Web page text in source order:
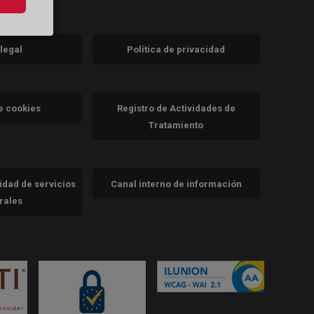
Política de privacidad
cookies
Registro de Actividades de
Tratamiento
de servicios
Canal interno de información